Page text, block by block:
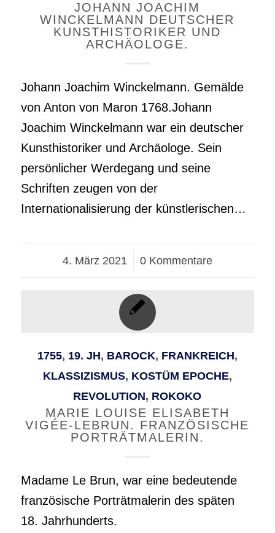
JOHANN JOACHIM
WINCKELMANN DEUTSCHER
KUNSTHISTORIKER UND
ARCHÄOLOGE.
Johann Joachim Winckelmann. Gemälde
von Anton von Maron 1768.Johann
Joachim Winckelmann war ein deutscher
Kunsthistoriker und Archäologe. Sein
persönlicher Werdegang und seine
Schriften zeugen von der
Internationalisierung der künstlerischen…
4. März 2021
/ 0 Kommentare
1755, 19. JH, BAROCK, FRANKREICH,
KLASSIZISMUS, KOSTÜM EPOCHE,
REVOLUTION, ROKOKO
MARIE LOUISE ELISABETH
VIGÉE-LEBRUN. FRANZÖSISCHE
PORTRÄTMALERIN.
Madame Le Brun, war eine bedeutende
französische Porträtmalerin des späten
18. Jahrhunderts.